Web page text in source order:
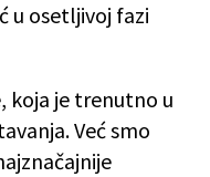
u osetljivoj fazi
koja je trenutno u
Već smo